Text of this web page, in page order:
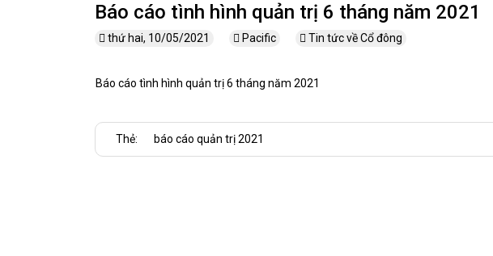
Báo cáo tình hình quản trị 6 tháng năm 2021
thứ hai, 10/05/2021 Pacific Tin tức về Cổ đông
Báo cáo tình hình quản trị 6 tháng năm 2021
Thẻ: báo cáo quản trị 2021